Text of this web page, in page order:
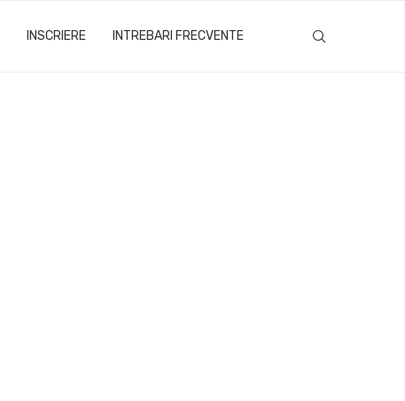
INSCRIERE INTREBARI FRECVENTE